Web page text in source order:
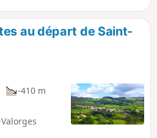
au départ de Saint-
-410 m